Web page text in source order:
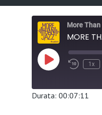
More Than
Play
Episode
1x
Durata: 00:07:11